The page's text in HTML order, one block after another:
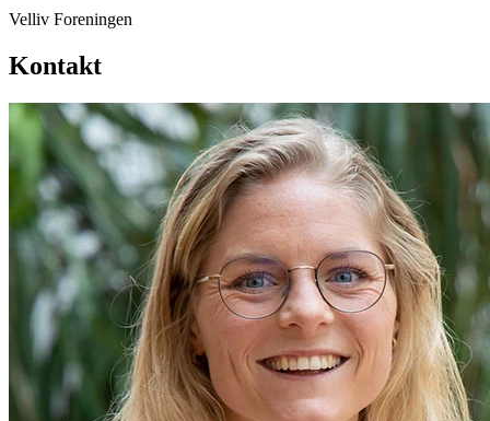
Velliv Foreningen
Kontakt